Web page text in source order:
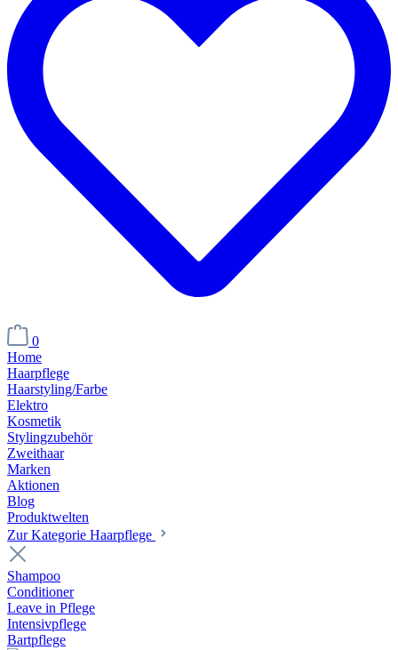
0
Home
Haarpflege
Haarstyling/Farbe
Elektro
Kosmetik
Stylingzubehör
Zweithaar
Marken
Aktionen
Blog
Produktwelten
Zur Kategorie Haarpflege
Shampoo
Conditioner
Leave in Pflege
Intensivpflege
Bartpflege